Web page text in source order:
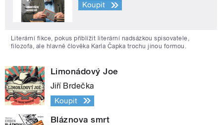
Koupit
Literární fikce, pokus přiblížit literární nadsázkou spisovatele,
filozofa, ale hlavně člověka Karla Čapka trochu jinou formou.
Limonádový Joe
Jiří Brdečka
Koupit
Bláznova smrt